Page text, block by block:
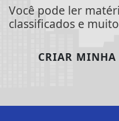
Você pode ler
classificados e
CRIAR MINHA